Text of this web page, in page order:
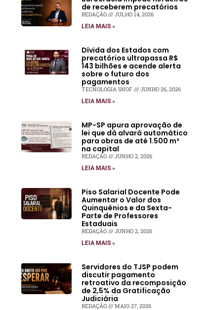
de receberem precatórios
REDAÇÃO JULHO 14, 2026
LEIA MAIS »
Dívida dos Estados com
precatórios ultrapassa R$
143 bilhões e acende alerta
sobre o futuro dos
pagamentos
TECNOLOGIA SNOF JUNHO 26, 2026
LEIA MAIS »
MP-SP apura aprovação de
lei que dá alvará automático
para obras de até 1.500 m²
na capital
REDAÇÃO JUNHO 2, 2026
LEIA MAIS »
Piso Salarial Docente Pode
Aumentar o Valor dos
Quinquênios e da Sexta-
Parte de Professores
Estaduais
REDAÇÃO JUNHO 2, 2026
LEIA MAIS »
Servidores do TJSP podem
discutir pagamento
retroativo da recomposição
de 2,5% da Gratificação
Judiciária
REDAÇÃO MAIO 27, 2026